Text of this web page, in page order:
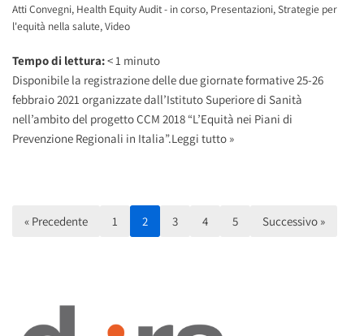
Atti Convegni, Health Equity Audit - in corso, Presentazioni, Strategie per
l'equità nella salute, Video
Tempo di lettura:< 1 minuto
Disponibile la registrazione delle due giornate formative 25-26
febbraio 2021 organizzate dall’Istituto Superiore di Sanità
nell’ambito del progetto CCM 2018 “L’Equità nei Piani di
Prevenzione Regionali in Italia”.Leggi tutto »
« Precedente 1 2 3 4 5 Successivo »